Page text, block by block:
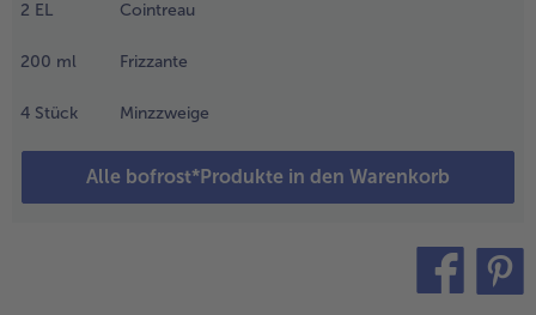
2 EL Cointreau
200 ml Frizzante
4 Stück Minzzweige
Alle bofrost*Produkte in den Warenkorb